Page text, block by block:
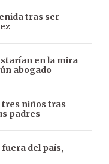
tras ser
en la mira
abogado
tres niños tras
padres
del país,